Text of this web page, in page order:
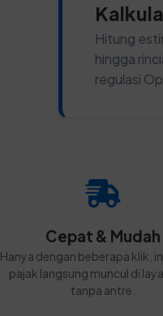
Hitung
hingga
regulasi
Cepat & Mudah
Hanya dengan beberapa klik,
pajak langsung muncul di
tanpa antre.